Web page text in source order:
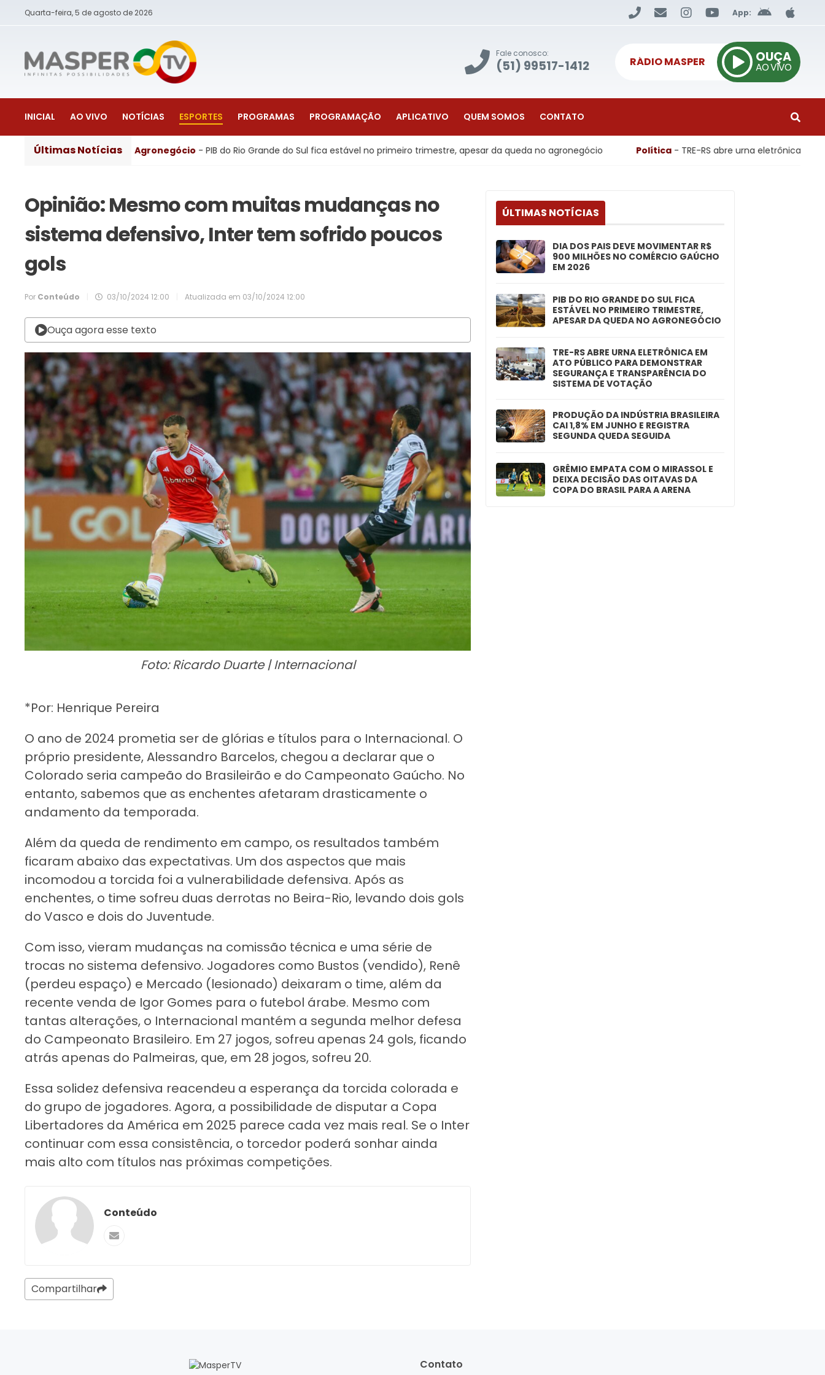
Quarta-feira, 5 de agosto de 2026 App:
Fale conosco:
(51) 99517-1412 RÁDIO MASPER OUÇA
AO VIVO
INICIAL AO VIVO NOTÍCIAS ESPORTES PROGRAMAS PROGRAMAÇÃO APLICATIVO QUEM SOMOS CONTATO
Últimas Notícias
em 2026 Agronegócio- PIB do Rio Grande do Sul fica estável no primeiro trimestre, apesar da queda no agronegócio Política - TRE-RS abre urna eletrônica em ato
Opinião: Mesmo com muitas mudanças no
sistema defensivo, Inter tem sofrido poucos
gols
Por Conteúdo 03/10/2024 12:00 Atualizada em 03/10/2024 12:00
Ouça agora esse texto
Foto: Ricardo Duarte | Internacional
*Por: Henrique Pereira
O ano de 2024 prometia ser de glórias e títulos para o Internacional. O
próprio presidente, Alessandro Barcelos, chegou a declarar que o
Colorado seria campeão do Brasileirão e do Campeonato Gaúcho. No
entanto, sabemos que as enchentes afetaram drasticamente o
andamento da temporada.
Além da queda de rendimento em campo, os resultados também
ficaram abaixo das expectativas. Um dos aspectos que mais
incomodou a torcida foi a vulnerabilidade defensiva. Após as
enchentes, o time sofreu duas derrotas no Beira-Rio, levando dois gols
do Vasco e dois do Juventude.
Com isso, vieram mudanças na comissão técnica e uma série de
trocas no sistema defensivo. Jogadores como Bustos (vendido), Renê
(perdeu espaço) e Mercado (lesionado) deixaram o time, além da
recente venda de Igor Gomes para o futebol árabe. Mesmo com
tantas alterações, o Internacional mantém a segunda melhor defesa
do Campeonato Brasileiro. Em 27 jogos, sofreu apenas 24 gols, ficando
atrás apenas do Palmeiras, que, em 28 jogos, sofreu 20.
Essa solidez defensiva reacendeu a esperança da torcida colorada e
do grupo de jogadores. Agora, a possibilidade de disputar a Copa
Libertadores da América em 2025 parece cada vez mais real. Se o Inter
continuar com essa consistência, o torcedor poderá sonhar ainda
mais alto com títulos nas próximas competições.
Conteúdo
Compartilhar
ÚLTIMAS NOTÍCIAS
DIA DOS PAIS DEVE MOVIMENTAR R$
900 MILHÕES NO COMÉRCIO GAÚCHO
EM 2026
PIB DO RIO GRANDE DO SUL FICA
ESTÁVEL NO PRIMEIRO TRIMESTRE,
APESAR DA QUEDA NO AGRONEGÓCIO
TRE-RS ABRE URNA ELETRÔNICA EM
ATO PÚBLICO PARA DEMONSTRAR
SEGURANÇA E TRANSPARÊNCIA DO
SISTEMA DE VOTAÇÃO
PRODUÇÃO DA INDÚSTRIA BRASILEIRA
CAI 1,8% EM JUNHO E REGISTRA
SEGUNDA QUEDA SEGUIDA
GRÊMIO EMPATA COM O MIRASSOL E
DEIXA DECISÃO DAS OITAVAS DA
COPA DO BRASIL PARA A ARENA
Contato